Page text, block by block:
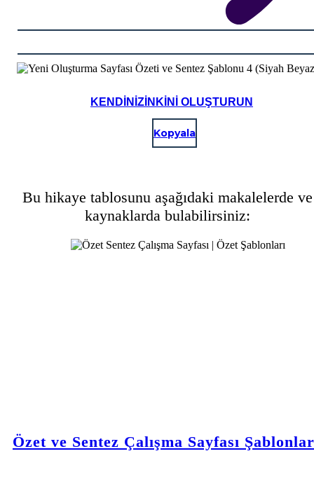
KENDINIZINKINI OLUŞTURUN
Kopyala
Bu hikaye tablosunu aşağıdaki makalelerde ve
kaynaklarda bulabilirsiniz:
Özet ve Sentez Çalışma Sayfası